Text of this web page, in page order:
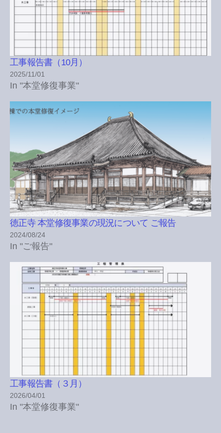
工事報告書（10月）
2025/11/01
In "本堂修復事業"
徳正寺 本堂修復事業の現況について ご報告
2024/08/24
In "ご報告"
工事報告書（３月）
2026/04/01
In "本堂修復事業"